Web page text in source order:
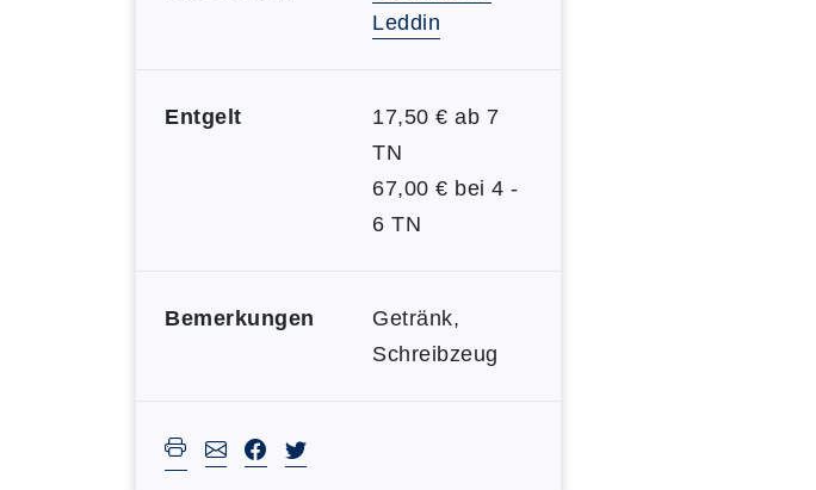
Leddin
Entgelt
17,50 € ab 7
TN
67,00 € bei 4 -
6 TN
Bemerkungen
Getränk,
Schreibzeug